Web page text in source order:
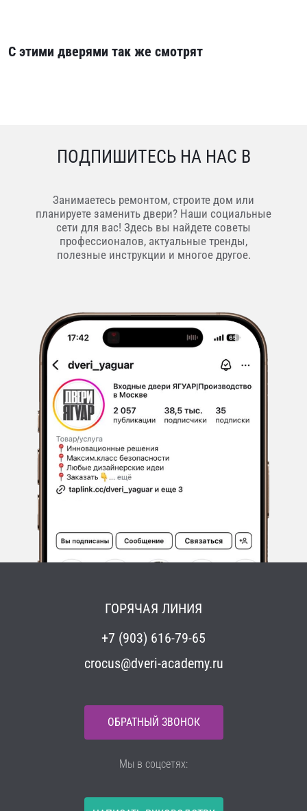
С этими дверями так же смотрят
ПОДПИШИТЕСЬ НА НАС В
Занимаетесь ремонтом, строите дом или
планируете заменить двери? Наши социальные
сети для вас! Здесь вы найдете советы
профессионалов, актуальные тренды,
полезные инструкции и многое другое.
ГОРЯЧАЯ ЛИНИЯ
+7 (903) 616-79-65
crocus@dveri-academy.ru
ОБРАТНЫЙ ЗВОНОК
Мы в соцсетях: